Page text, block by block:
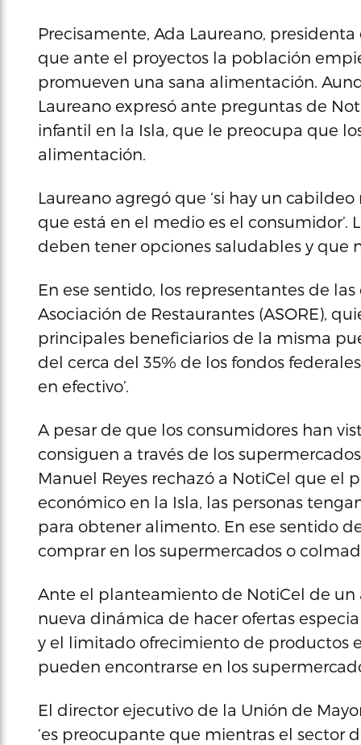
Precisamente, Ada Laureano,
que ante el proyectos la población
promueven una sana alimentación.
Laureano expresó ante preguntas de
infantil en la Isla, que le preocupa que
alimentación.
Laureano agregó que ‘si hay un
que está en el medio es el
deben tener opciones saludables y que
En ese sentido, los representantes de
Asociación de Restaurantes (ASORE),
principales beneficiarios de la misma
del cerca del 35% de los fondos
en efectivo’.
A pesar de que los consumidores han
consiguen a través de los
Manuel Reyes rechazó a NotiCel que
económico en la Isla, las personas
para obtener alimento. En ese sentido
comprar en los supermercados o
Ante el planteamiento de NotiCel de un
nueva dinámica de hacer ofertas
y el limitado ofrecimiento de productos
pueden encontrarse en los
El director ejecutivo de la Unión de
‘es preocupante que mientras el sector